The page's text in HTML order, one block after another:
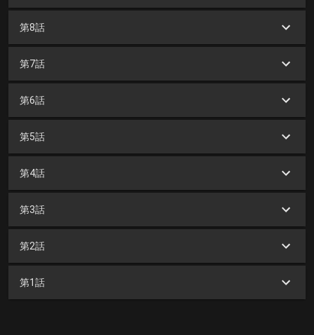
第8話
第7話
第6話
第5話
第4話
第3話
第2話
第1話